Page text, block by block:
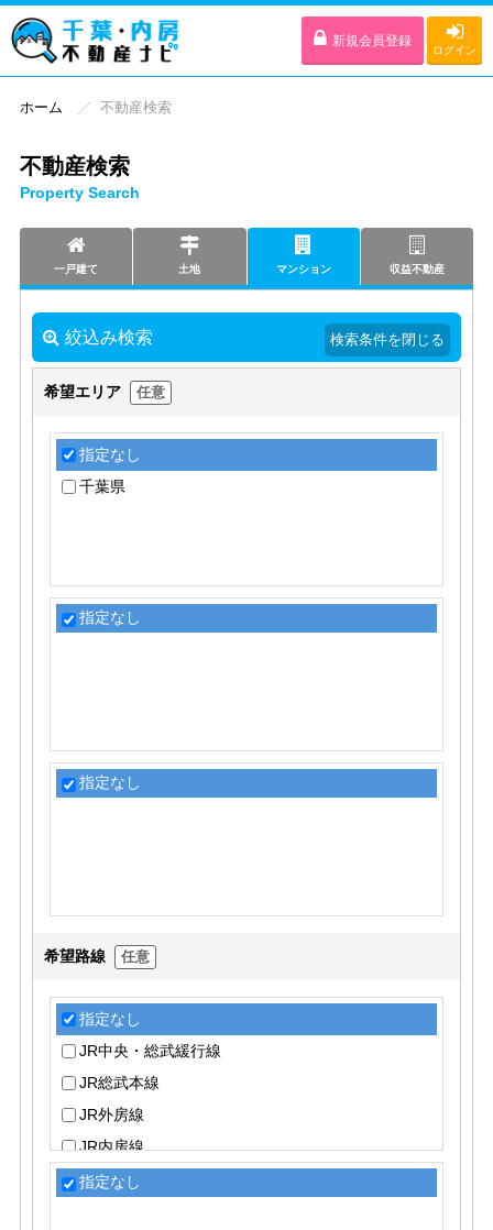
新規会員登録
ログイン
ホーム 不動産検索
不動産検索
Property Search
一戸建て 土地 マンション 収益不動産
絞込み検索 検索条件を閉じる
希望エリア 任意
指定なし
千葉県
指定なし
指定なし
希望路線 任意
指定なし
JR中央・総武緩行線
JR総武本線
JR外房線
JR内房線
JR京葉線
指定なし